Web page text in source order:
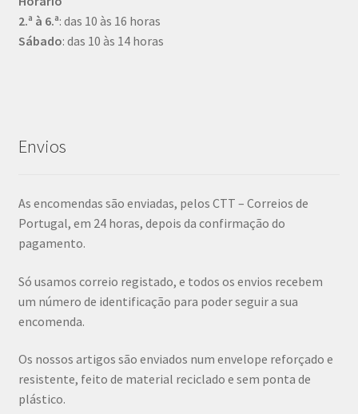
2.ª à 6.ª: das 10 às 16 horas
Sábado: das 10 às 14 horas
Envios
As encomendas são enviadas, pelos CTT – Correios de
Portugal, em 24 horas, depois da confirmação do
pagamento.
Só usamos correio registado, e todos os envios recebem
um número de identificação para poder seguir a sua
encomenda.
Os nossos artigos são enviados num envelope reforçado e
resistente, feito de material reciclado e sem ponta de
plástico.